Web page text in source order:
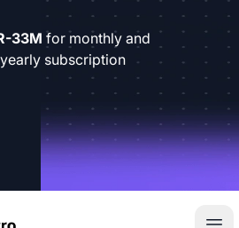
33M for monthly and
subscription